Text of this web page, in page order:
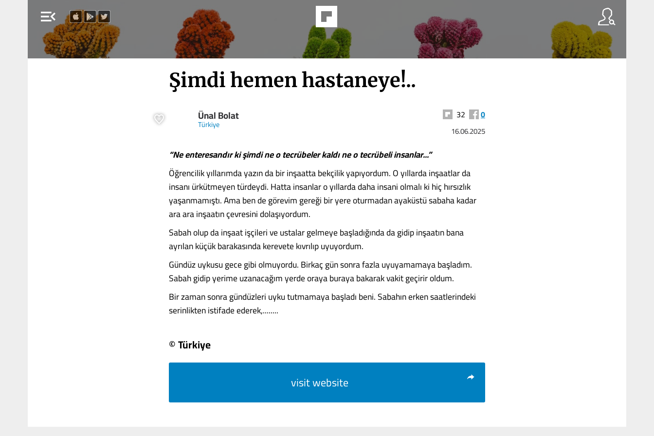
menu_open
Şimdi hemen hastaneye!..
Ünal Bolat
Türkiye
32 0
16.06.2025
“Ne enteresandır ki şimdi ne o tecrübeler kaldı ne o tecrübeli insanlar...”
Öğrencilik yıllarımda yazın da bir inşaatta bekçilik yapıyordum. O yıllarda inşaatlar da
insanı ürkütmeyen türdeydi. Hatta insanlar o yıllarda daha insani olmalı ki hiç hırsızlık
yaşanmamıştı. Ama ben de görevim gereği bir yere oturmadan ayaküstü sabaha kadar
ara ara inşaatın çevresini dolaşıyordum.
Sabah olup da inşaat işçileri ve ustalar gelmeye başladığında da gidip inşaatın bana
ayrılan küçük barakasında kerevete kıvrılıp uyuyordum.
Gündüz uykusu gece gibi olmuyordu. Birkaç gün sonra fazla uyuyamamaya başladım.
Sabah gidip yerime uzanacağım yerde oraya buraya bakarak vakit geçirir oldum.
Bir zaman sonra gündüzleri uyku tutmamaya başladı beni. Sabahın erken saatlerindeki
serinlikten istifade ederek,........
© Türkiye
visit website